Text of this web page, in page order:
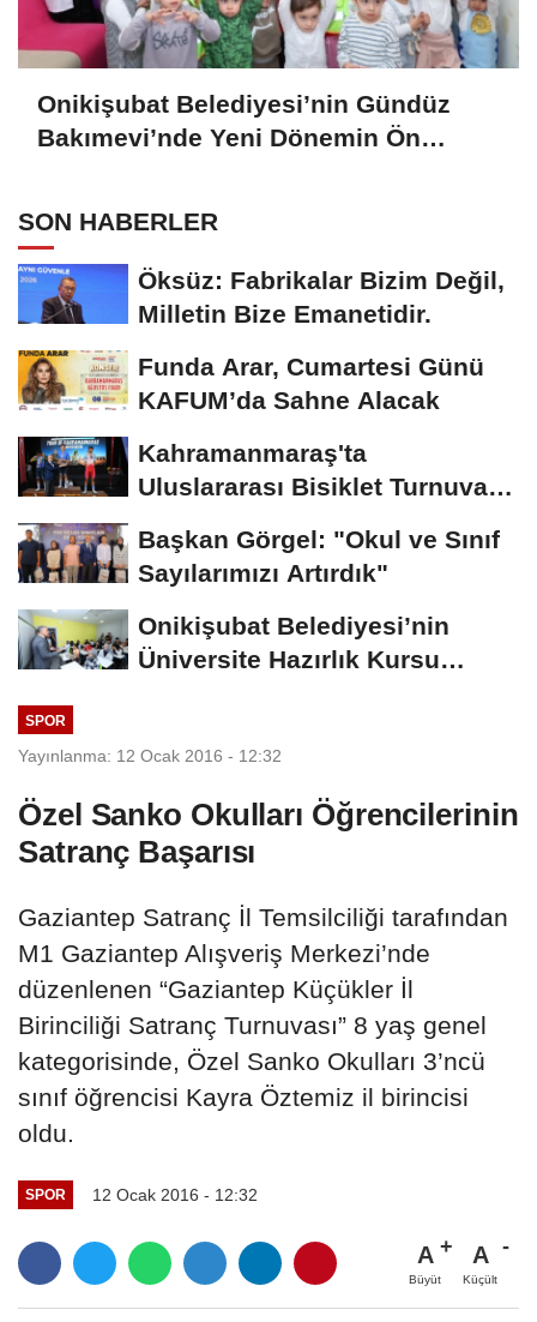
Onikişubat Belediyesi’nin Gündüz
Bakımevi’nde Yeni Dönemin Ön
SON HABERLER
Öksüz: Fabrikalar Bizim Değil,
Milletin Bize Emanetidir.
Funda Arar, Cumartesi Günü
KAFUM’da Sahne Alacak
Kahramanmaraş'ta
Uluslararası Bisiklet Turnuvası
Başkan Görgel: "Okul ve Sınıf
Sayılarımızı Artırdık"
Onikişubat Belediyesi’nin
Üniversite Hazırlık Kursu
SPOR
Yayınlanma: 12 Ocak 2016 - 12:32
Özel Sanko Okulları Öğrencilerinin
Satranç Başarısı
Gaziantep Satranç İl Temsilciliği tarafından
M1 Gaziantep Alışveriş Merkezi’nde
düzenlenen “Gaziantep Küçükler İl
Birinciliği Satranç Turnuvası” 8 yaş genel
kategorisinde, Özel Sanko Okulları 3’ncü
sınıf öğrencisi Kayra Öztemiz il birincisi
oldu.
SPOR 12 Ocak 2016 - 12:32
A
Büyüt
A
Küçült